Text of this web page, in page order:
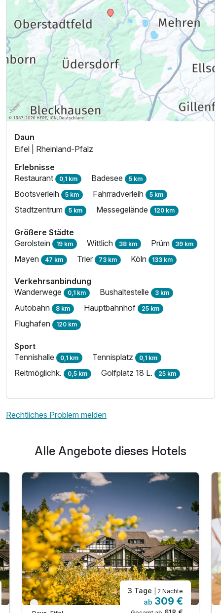
Ausstattung
Für 6 Tage
Daun
Eifel | Rheinland-Pfalz
Erlebnisse
Restaurant 0,1 km Badesee 5 km
Bootsverleih 5 km Fahrradverleih 5 km
Stadtzentrum 5 km Messegelände 120 km
Größere Städte
Gerolstein 19 km Wittlich 38 km Prüm 39 km
Mayen 47 km Trier 73 km Köln 133 km
Verkehrsanbindung
Wanderwege 0,1 km Bushaltestelle 3 km
Autobahn 8 km Hauptbahnhof 25 km
Flughafen 120 km
Sport
Tennishalle 0,1 km Tennisplatz 0,1 km
Reitmöglichk. 0,5 km Golfplatz 18 L. 25 km
Rechtliches Problem melden
Alle Angebote dieses Hotels
Verfügbar bis Dezember
3 Tage | 2 Nächte
ab 309 €